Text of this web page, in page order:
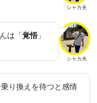
シャカ夫
シャカ夫
は「 覚悟」
り換えを待つと感情